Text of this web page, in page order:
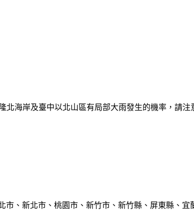
海岸及臺中以北山區有局部大雨發生的機率，請
、新北市、桃園市、新竹市、新竹縣、屏東縣、